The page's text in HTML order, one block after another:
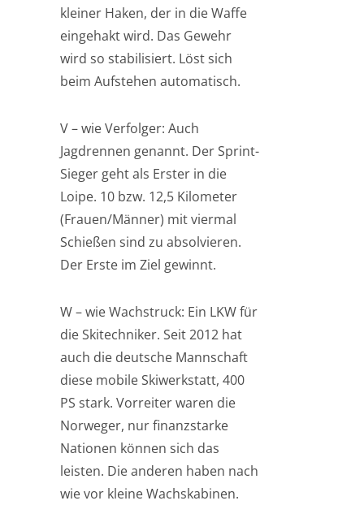
kleiner Haken, der in die Waffe
eingehakt wird. Das Gewehr
wird so stabilisiert. Löst sich
beim Aufstehen automatisch.
V – wie Verfolger: Auch
Jagdrennen genannt. Der Sprint-
Sieger geht als Erster in die
Loipe. 10 bzw. 12,5 Kilometer
(Frauen/Männer) mit viermal
Schießen sind zu absolvieren.
Der Erste im Ziel gewinnt.
W – wie Wachstruck: Ein LKW für
die Skitechniker. Seit 2012 hat
auch die deutsche Mannschaft
diese mobile Skiwerkstatt, 400
PS stark. Vorreiter waren die
Norweger, nur finanzstarke
Nationen können sich das
leisten. Die anderen haben nach
wie vor kleine Wachskabinen.